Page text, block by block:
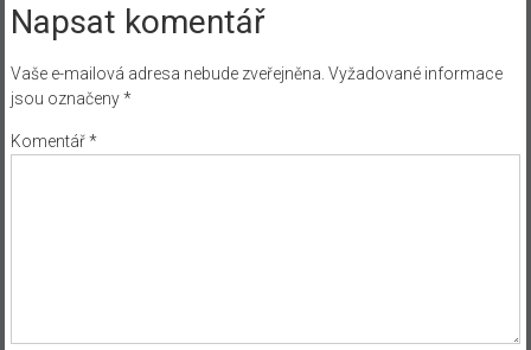
Napsat komentář
Vaše e-mailová adresa nebude zveřejněna. Vyžadované informace
jsou označeny*
Komentář*